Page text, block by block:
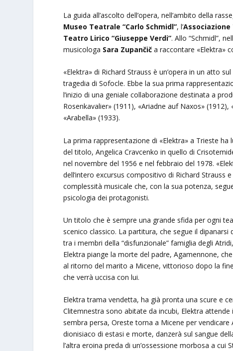
La guida all’ascolto dell’opera, nell’ambito della
Museo Teatrale “Carlo Schmidl”, l’Associazione
Teatro Lirico “Giuseppe Verdi”. Allo “Schmidl”,
musicologa Sara Zupančič a raccontare «Elektra»
«Elektra» di Richard Strauss è un’opera in un atto
tragedia di Sofocle. Ebbe la sua prima
l’inizio di una geniale collaborazione destinata a
Rosenkavalier» (1911), «Ariadne auf Naxos»
«Arabella» (1933).
La prima rappresentazione di «Elektra» a Trieste
del titolo, Angelica Cravcenko in quello di
nel novembre del 1956 e nel febbraio del 1978.
dell’intero excursus compositivo di Richard Strauss
complessità musicale che, con la sua potenza,
psicologia dei protagonisti.
Un titolo che è sempre una grande sfida per ogni
scenico classico. La partitura, che segue il
tra i membri della “disfunzionale” famiglia degli
Elektra piange la morte del padre, Agamennone,
al ritorno del marito a Micene, vittorioso dopo la
che verrà uccisa con lui.
Elektra trama vendetta, ha già pronta una scure e
Clitemnestra sono abitate da incubi, Elektra
sembra persa, Oreste torna a Micene per
dionisiaco di estasi e morte, danzerà sul sangue
l’altra eroina preda di un’ossessione morbosa a